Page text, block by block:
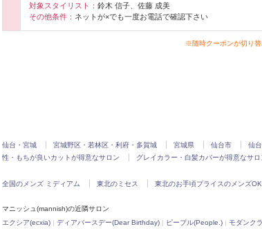
対象スタイリスト： 鈴木 信子、佐藤 成美
その他条件： ネットが×でも一度お電話で確認下さい
※随時クーポンが切り替
仙台・宮城 宮城野区・若林区・利府・多賀城 宮城県 仙台市 仙
性・もちが良いカットが得意なサロン
グレイカラー・白髪カバーが得意なサロ
全国のメンズ ミディアム 東北のミセス 東北のお手頃プライスのメンズ
マニッシュ(mannish)の近隣サロン
エクシア(ecxia) | ディアバースデー(Dear Birthday) | ピープル(People.) | モダンク